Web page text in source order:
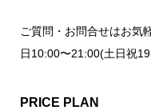
ご質問・お問合せはお気
日10:00〜21:00(土日祝
PRICE PLAN